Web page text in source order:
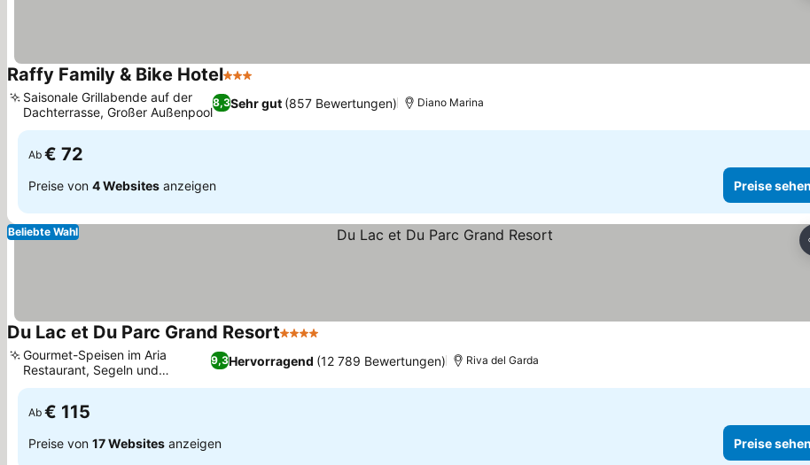
Raffy Family & Bike Hotel3 Sterne
8,3Sehr gut (857 Bewertungen)
Saisonale Grillabende auf der
Dachterrasse, Großer Außenpool
Diano Marina
Ab € 72
Preise von 4 Websites anzeigen Preise sehen
Beliebte Wahl
Du Lac et Du Parc Grand Resort4 Sterne
9,3Hervorragend (12 789 Bewertungen)
Gourmet-Speisen im Aria
Restaurant, Segeln und
Wassersport vor Ort
Riva del Garda
Ab € 115
Preise von 17 Websites anzeigen Preise sehen